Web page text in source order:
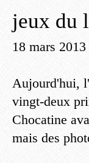
jeux du
18 mars
Aujourd'hui,
vingt-deux
Chocatine
mais des